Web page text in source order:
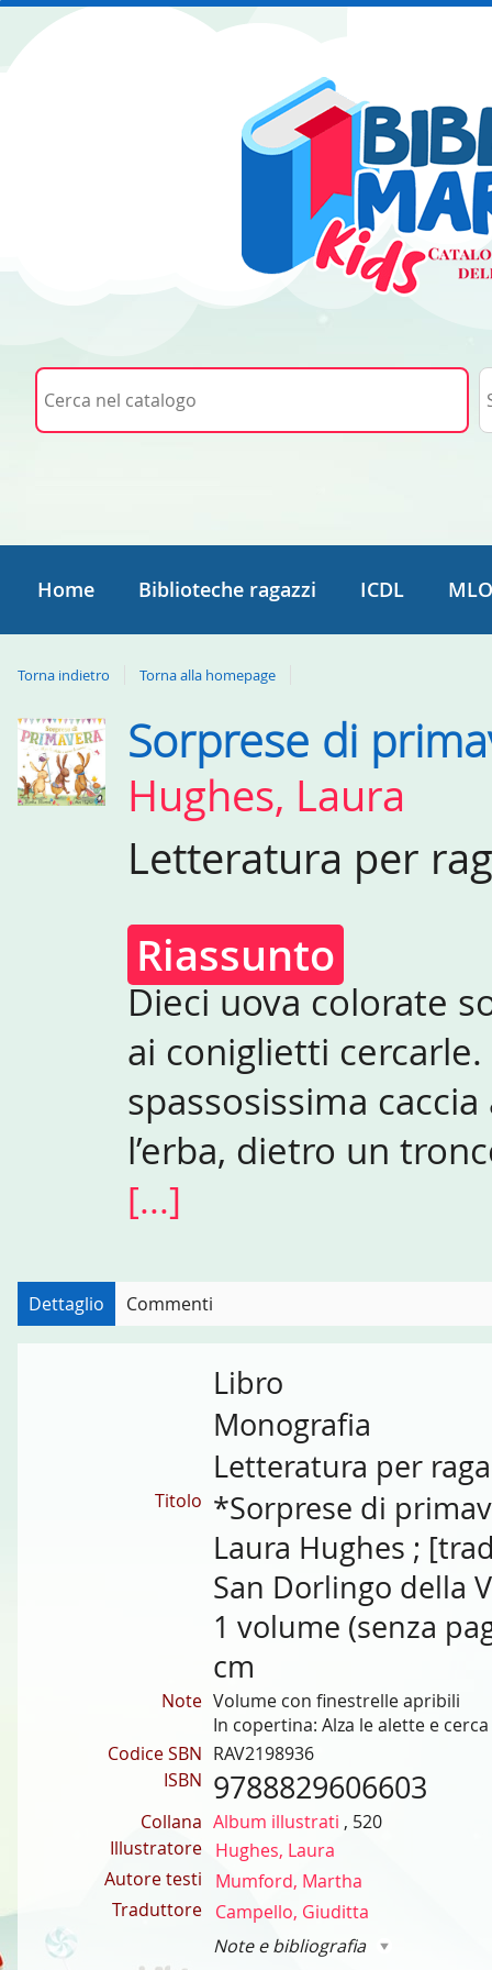
Cerca su "Cerca nel catalogo"
Home Biblioteche ragazzi ICDL
Torna indietro Torna alla homepage
Dettaglio
del
documento
Sorprese di
Hughes, Laura
Letteratura per
Riassunto
Dieci uova colorate
ai coniglietti
spassosissima
l’erba, dietro un
[...]
Dettaglio Commenti
Libro
Monografia
Letteratura per
Titolo *Sorprese di
Laura Hughes ;
San Dorlingo della
1 volume (senza
cm
Note Volume con finestrelle apribili
In copertina: Alza le alette e
Codice SBN RAV2198936
ISBN 9788829606603
Collana Album illustrati , 520
Illustratore Hughes, Laura
Autore testi
Mumford, Martha
Traduttore Campello, Giuditta
Note e bibliografia